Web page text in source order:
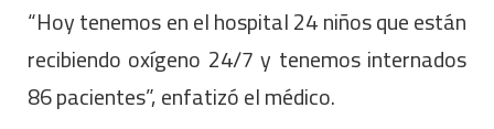
“Hoy tenemos en el hospital 24 niños que están
recibiendo oxígeno 24/7 y tenemos internados
86 pacientes”, enfatizó el médico.